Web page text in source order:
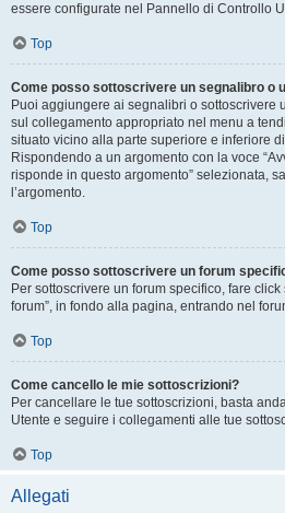
essere configurate nel Pannello di Controllo
Top
Come posso sottoscrivere un segnalibro o
Puoi aggiungere ai segnalibri o sottoscrivere
sul collegamento appropriato nel menu a
situato vicino alla parte superiore e inferiore
Rispondendo a un argomento con la voce
risponde in questo argomento” selezionata,
l’argomento.
Top
Come posso sottoscrivere un forum
Per sottoscrivere un forum specifico, fare
forum”, in fondo alla pagina, entrando nel
Top
Come cancello le mie sottoscrizioni?
Per cancellare le tue sottoscrizioni, basta
Utente e seguire i collegamenti alle tue
Top
Allegati